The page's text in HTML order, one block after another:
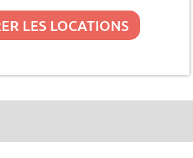
LES LOCATIONS